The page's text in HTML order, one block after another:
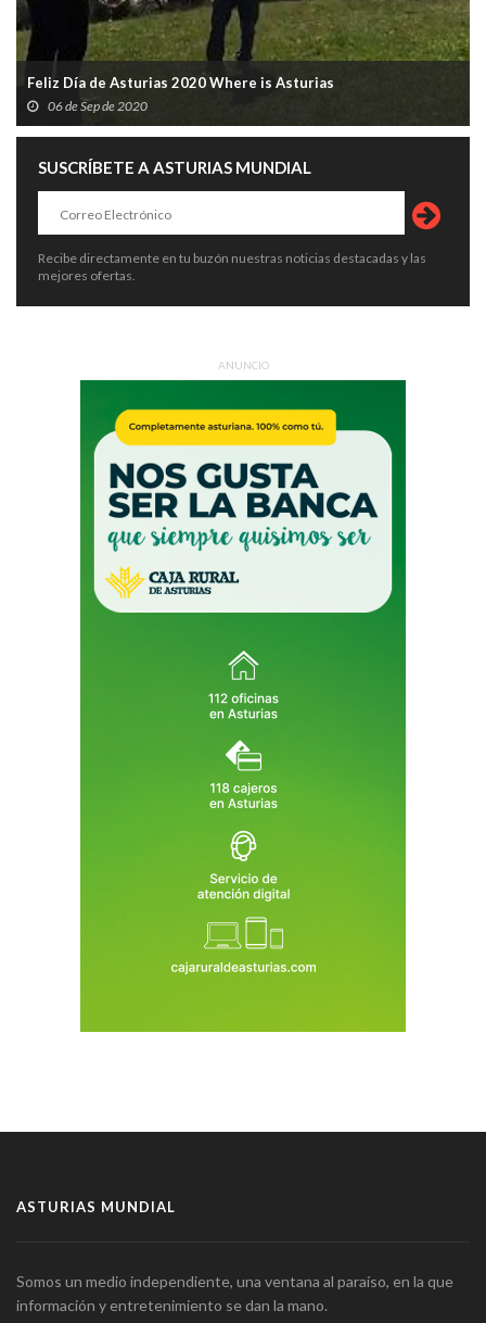
Feliz Día de Asturias 2020 Where is Asturias
06 de Sep de 2020
SUSCRÍBETE A ASTURIAS MUNDIAL
Recibe directamente en tu buzón nuestras noticias destacadas y las
mejores ofertas.
ANUNCIO
ASTURIAS MUNDIAL
Somos un medio independiente, una ventana al paraíso, en la que
información y entretenimiento se dan la mano.